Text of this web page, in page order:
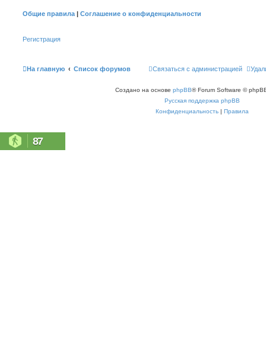
Общие правила | Соглашение о конфиденциальности
Регистрация
На главную Список форумов Связаться с администрацией
Создано на основе phpBB® Forum Software ©
Русская поддержка phpBB
Конфиденциальность | Правила
87